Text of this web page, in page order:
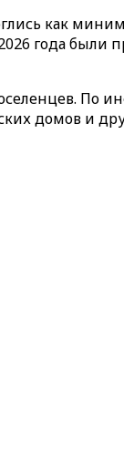
как
года были
По
домов и